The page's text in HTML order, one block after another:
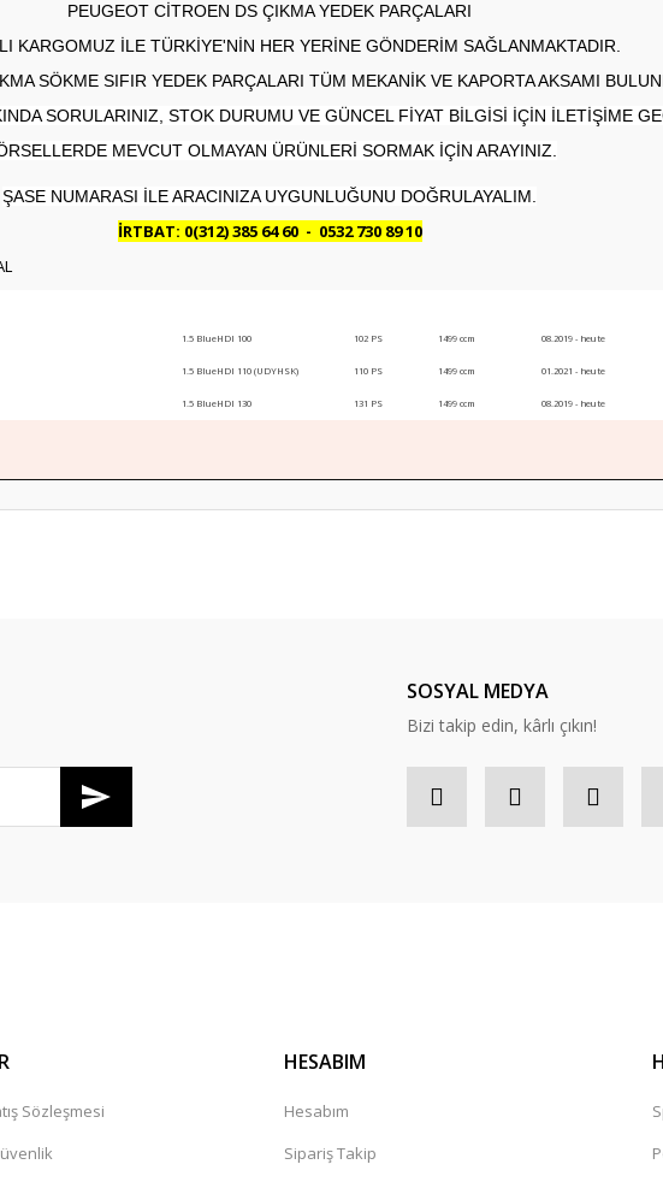
PEUGEOT CİTROEN DS ÇIKMA YEDEK PARÇALARI
KARGOMUZ İLE TÜRKİYE'NİN HER YERİNE GÖNDERİM SAĞLANMAKTADIR.
SÖKME SIFIR YEDEK PARÇALARI TÜM MEKANİK VE KAPORTA AKSAMI
SORULARINIZ, STOK DURUMU VE GÜNCEL FİYAT BİLGİSİ İÇİN İLETİŞİME
MEVCUT OLMAYAN ÜRÜNLERİ SORMAK İÇİN ARAYINIZ.
ŞASE NUMARASI İLE ARACINIZA UYGUNLUĞUNU DOĞRULAYALIM.
İRTBAT: 0(312) 385 64 60 - 0532 730 89 10
1.5 BlueHDI 100 102 PS 1499 ccm 08.2019 - heute
1.5 BlueHDI 110 (UDYHSK) 110 PS 1499 ccm 01.2021 - heute
1.5 BlueHDI 130 131 PS 1499 ccm 08.2019 - heute
SOSYAL MEDYA
Bizi takip edin, kârlı çıkın!
Sözleşmesi
HESABIM
Hesabım
Sipariş Takip